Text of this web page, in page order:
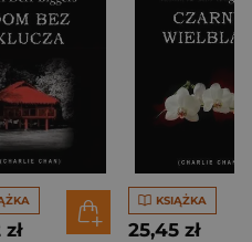
KSIĄŻKA
25,45 zł